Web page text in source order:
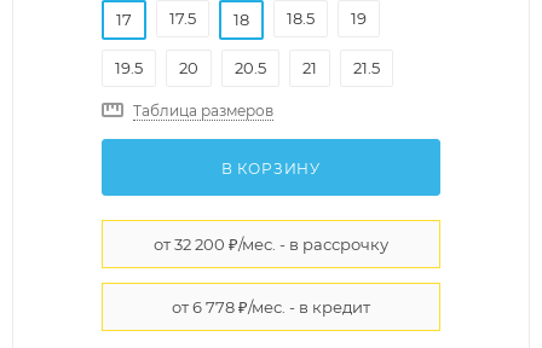
17 17.5 18 18.5 19
19.5 20 20.5 21 21.5
Таблица размеров
В КОРЗИНУ